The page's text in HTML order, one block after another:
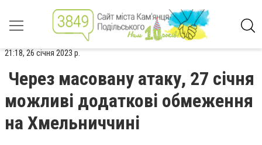
21:18, 26 січня 2023 р.
Через масовану атаку, 27 січня
можливі додаткові обмеження
на Хмельниччині